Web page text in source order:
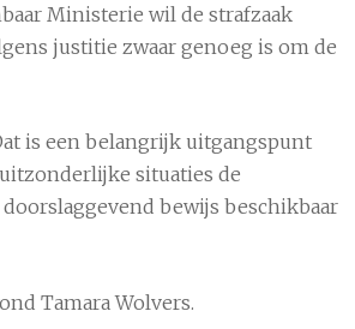
Ministerie wil de strafzaak
justitie zwaar genoeg is om de
is een belangrijk uitgangspunt
situaties de
bewijs beschikbaar
Tamara Wolvers.